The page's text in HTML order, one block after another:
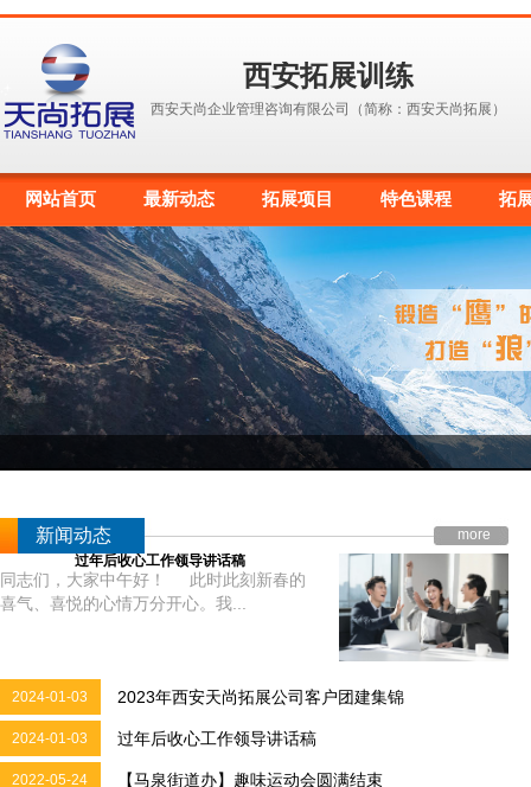
西安拓展训练
西安天尚企业管理咨询有限公司（简称：西安天尚拓展）
网站首页 最新动态 拓展项目 特色课程 拓
新闻动态
more
过年后收心工作领导讲话稿
同志们，大家中午好！ 此时此刻新春的
喜气、喜悦的心情万分开心。我...
2024-01-03 2023年西安天尚拓展公司客户团建集锦
2024-01-03 过年后收心工作领导讲话稿
2022-05-24 【马泉街道办】趣味运动会圆满结束